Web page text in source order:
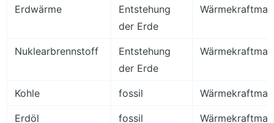
Erdwärme
Entstehung
der Erde
Nuklearbrennstoff
Entstehung
der Erde
Kohle fossil
Erdöl fossil